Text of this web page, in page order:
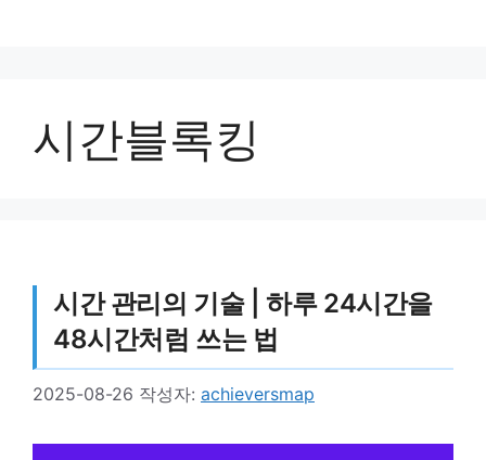
시간블록킹
시간 관리의 기술 | 하루 24시간을
48시간처럼 쓰는 법
2025-08-26 작성자: achieversmap